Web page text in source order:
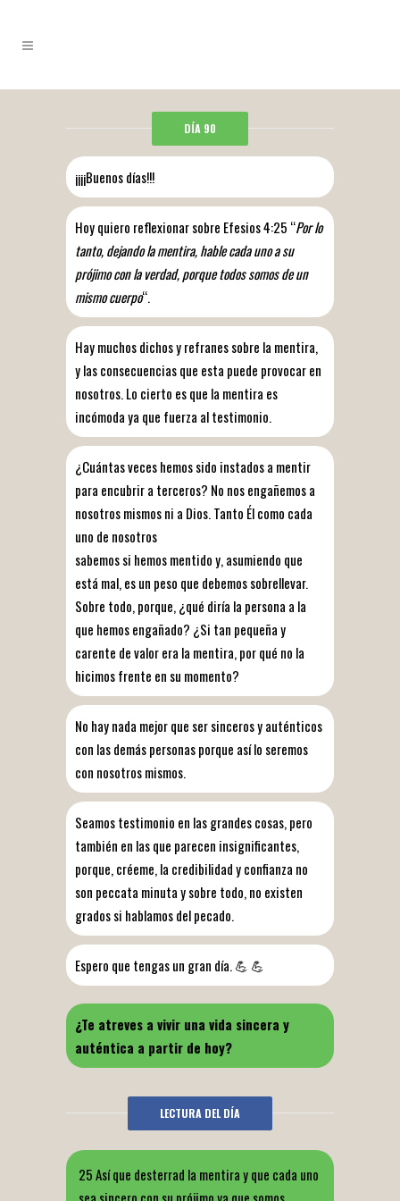
DÍA 90
¡¡¡¡Buenos días!!!
Hoy quiero reflexionar sobre Efesios 4:25 “Por lo
tanto, dejando la mentira, hable cada uno a su
prójimo con la verdad, porque todos somos de un
mismo cuerpo“.
Hay muchos dichos y refranes sobre la mentira,
y las consecuencias que esta puede provocar en
nosotros. Lo cierto es que la mentira es
incómoda ya que fuerza al testimonio.
¿Cuántas veces hemos sido instados a mentir
para encubrir a terceros? No nos engañemos a
nosotros mismos ni a Dios. Tanto Él como cada
uno de nosotros
sabemos si hemos mentido y, asumiendo que
está mal, es un peso que debemos sobrellevar.
Sobre todo, porque, ¿qué diría la persona a la
que hemos engañado? ¿Si tan pequeña y
carente de valor era la mentira, por qué no la
hicimos frente en su momento?
No hay nada mejor que ser sinceros y auténticos
con las demás personas porque así lo seremos
con nosotros mismos.
Seamos testimonio en las grandes cosas, pero
también en las que parecen insignificantes,
porque, créeme, la credibilidad y confianza no
son peccata minuta y sobre todo, no existen
grados si hablamos del pecado.
Espero que tengas un gran día. 💪 💪
¿Te atreves a vivir una vida sincera y
auténtica a partir de hoy?
LECTURA DEL DÍA
25 Así que desterrad la mentira y que cada uno